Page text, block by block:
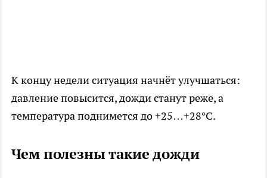
К концу недели ситуация начнёт улучшаться:
давление повысится, дожди станут реже, а
температура поднимется до +25…+28°C.
Чем полезны такие дожди